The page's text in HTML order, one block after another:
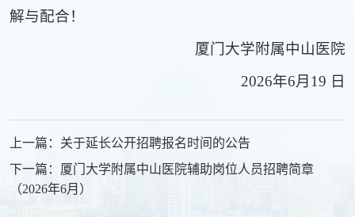
解与配合！
厦门大学附属中山医院
2026年6月19 日
上一篇：关于延长公开招聘报名时间的公告
下一篇：厦门大学附属中山医院辅助岗位人员招聘简章
（2026年6月）